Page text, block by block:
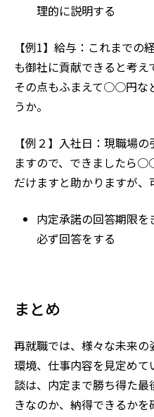
理的に説明する
【例1】給与：これまでの
も御社に貢献できると考え
その点もふまえて○○円な
うか。
【例２】入社日：現職場
ますので、できましたら
だけますと助かりますが、
内定承諾の回答期限
必ず回答をする
まとめ
再就職では、様々な未来
環境、仕事内容を見定め
談は、内定まで勝ち得た
きなのか、納得できるか